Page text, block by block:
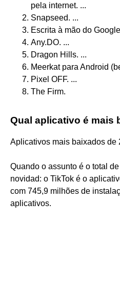
pela internet. ...
Snapseed. ...
Escrita à mão do
Any.DO. ...
Dragon Hills. ...
Meerkat para Android
Pixel OFF. ...
The Firm.
Qual aplicativo é mais
Aplicativos mais baixados de
Quando o assunto é o total
novidad: o TikTok é o
com 745,9 milhões de
aplicativos.